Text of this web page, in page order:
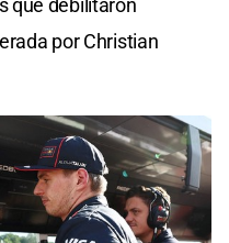
que debilitaron
por Christian